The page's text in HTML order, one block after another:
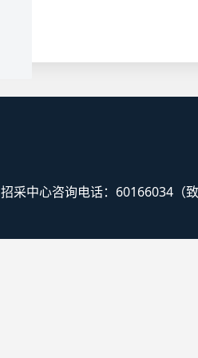
招采中心咨询电话：60166034（